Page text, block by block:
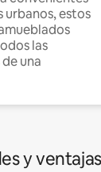
estos
las
una
y